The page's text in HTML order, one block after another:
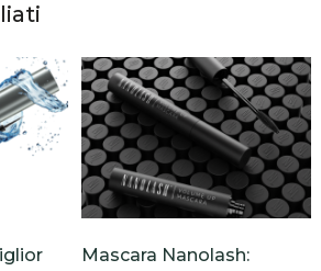
Mascara Nanolash: